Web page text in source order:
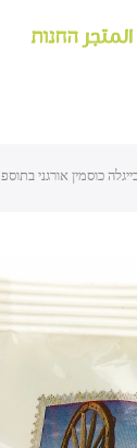
المتجر החנות
כוסמין אורגני